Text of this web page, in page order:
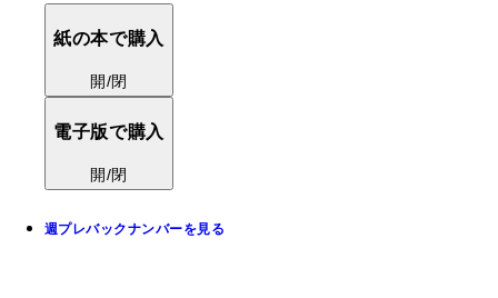
紙の本で購入
開/閉
電子版で購入
開/閉
週プレバックナンバーを見る